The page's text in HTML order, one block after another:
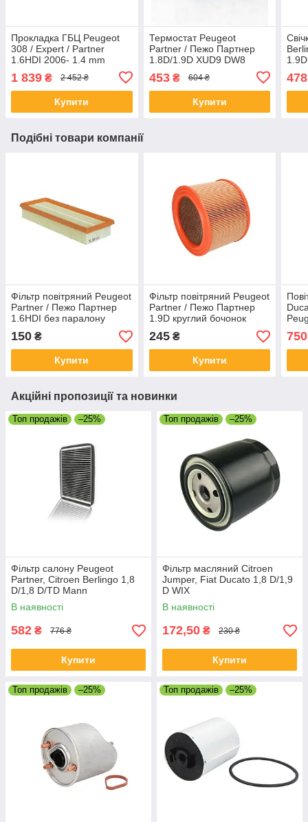
Прокладка ГБЦ Peugeot
308 / Expert / Partner
1.6HDI 2006- 1.4 mm
1 839 ₴ 2 452 ₴
Купити
Термостат Peugeot
Partner / Пежо Партнер
1.8D/1.9D XUD9 DW8
453₴ 604 ₴
Купити
Подібні товари компанії
Фільтр повітряний Peugeot
Partner / Пежо Партнер
1.6HDI без паралону
150 ₴
Купити
Фільтр повітряний Peugeot
Partner / Пежо Партнер
1.9D круглий бочонок
245₴
Купити
750
Акційні пропозиції та новинки
Топ продажів –25%
Фільтр салону Peugeot
Partner, Citroen Berlingo 1,8
D/1,8 D/TD Mann
В наявності
582 ₴ 776 ₴
Купити
Топ продажів –25%
Фільтр масляний Citroen
Jumper, Fiat Ducato 1,8 D/1,9
D WIX
В наявності
172,50 ₴ 230 ₴
Купити
Топ продажів –25% Топ продажів –25%